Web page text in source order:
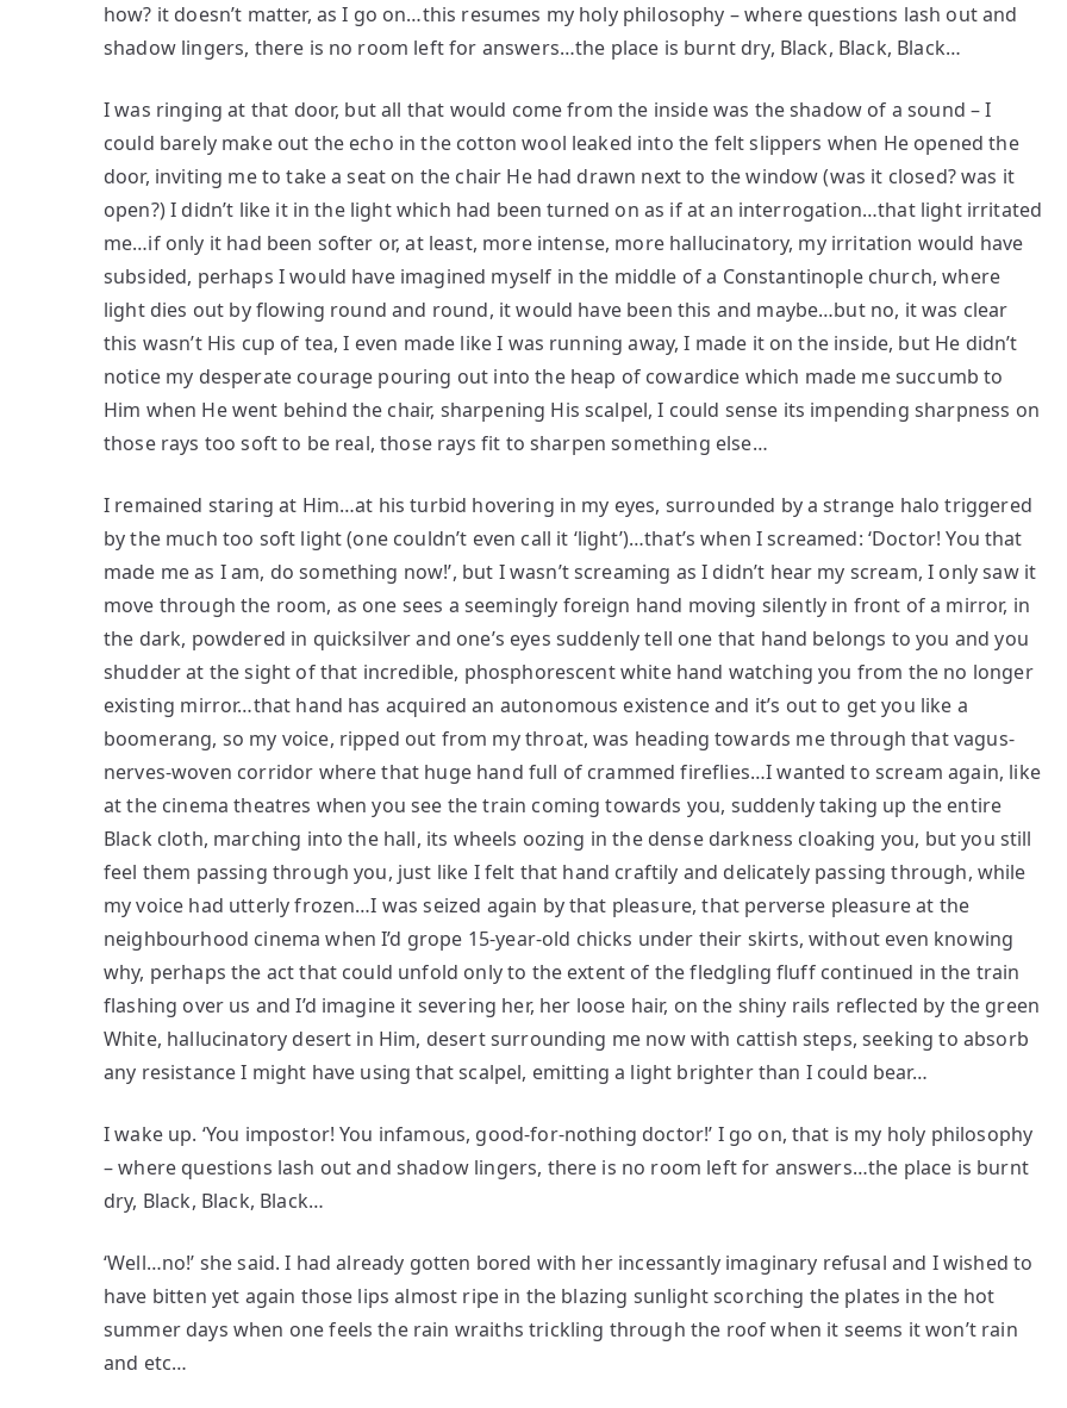
how? it doesn’t matter, as I go on…this resumes my holy philosophy – where questions lash out and
shadow lingers, there is no room left for answers…the place is burnt dry, Black, Black, Black…
I was ringing at that door, but all that would come from the inside was the shadow of a sound – I
could barely make out the echo in the cotton wool leaked into the felt slippers when He opened the
door, inviting me to take a seat on the chair He had drawn next to the window (was it closed? was it
open?) I didn’t like it in the light which had been turned on as if at an interrogation…that light irritated
me…if only it had been softer or, at least, more intense, more hallucinatory, my irritation would have
subsided, perhaps I would have imagined myself in the middle of a Constantinople church, where
light dies out by flowing round and round, it would have been this and maybe…but no, it was clear
this wasn’t His cup of tea, I even made like I was running away, I made it on the inside, but He didn’t
notice my desperate courage pouring out into the heap of cowardice which made me succumb to
Him when He went behind the chair, sharpening His scalpel, I could sense its impending sharpness on
those rays too soft to be real, those rays fit to sharpen something else…
I remained staring at Him…at his turbid hovering in my eyes, surrounded by a strange halo triggered
by the much too soft light (one couldn’t even call it ‘light’)…that’s when I screamed: ‘Doctor! You that
made me as I am, do something now!’, but I wasn’t screaming as I didn’t hear my scream, I only saw it
move through the room, as one sees a seemingly foreign hand moving silently in front of a mirror, in
the dark, powdered in quicksilver and one’s eyes suddenly tell one that hand belongs to you and you
shudder at the sight of that incredible, phosphorescent white hand watching you from the no longer
existing mirror…that hand has acquired an autonomous existence and it’s out to get you like a
boomerang, so my voice, ripped out from my throat, was heading towards me through that vagus-
nerves-woven corridor where that huge hand full of crammed fireflies…I wanted to scream again, like
at the cinema theatres when you see the train coming towards you, suddenly taking up the entire
Black cloth, marching into the hall, its wheels oozing in the dense darkness cloaking you, but you still
feel them passing through you, just like I felt that hand craftily and delicately passing through, while
my voice had utterly frozen…I was seized again by that pleasure, that perverse pleasure at the
neighbourhood cinema when I’d grope 15-year-old chicks under their skirts, without even knowing
why, perhaps the act that could unfold only to the extent of the fledgling fluff continued in the train
flashing over us and I’d imagine it severing her, her loose hair, on the shiny rails reflected by the green
White, hallucinatory desert in Him, desert surrounding me now with cattish steps, seeking to absorb
any resistance I might have using that scalpel, emitting a light brighter than I could bear…
I wake up. ‘You impostor! You infamous, good-for-nothing doctor!’ I go on, that is my holy philosophy
– where questions lash out and shadow lingers, there is no room left for answers…the place is burnt
dry, Black, Black, Black…
‘Well…no!’ she said. I had already gotten bored with her incessantly imaginary refusal and I wished to
have bitten yet again those lips almost ripe in the blazing sunlight scorching the plates in the hot
summer days when one feels the rain wraiths trickling through the roof when it seems it won’t rain
and etc…